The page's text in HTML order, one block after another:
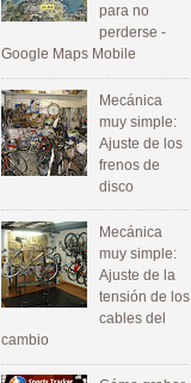
para no
perderse -
Google Maps Mobile
Mecánica
muy simple:
Ajuste de los
frenos de
disco
Mecánica
muy simple:
Ajuste de la
tensión de los
cables del
cambio